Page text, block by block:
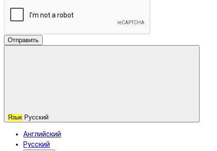
Отправить
Язык Русский
Английский
Русский